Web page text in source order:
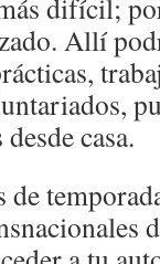
difícil;
Allí
casa.